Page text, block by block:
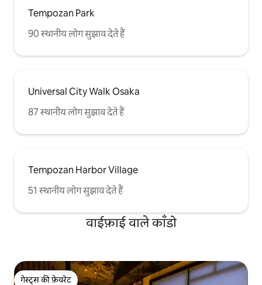
Tempozan Park
90 स्थानीय लोग सुझाव देते हैं
Universal City Walk Osaka
87 स्थानीय लोग सुझाव देते हैं
Tempozan Harbor Village
51 स्थानीय लोग सुझाव देते हैं
वाईफ़ाई वाले काँडो
गेस्ट्स की फ़ेवरेट